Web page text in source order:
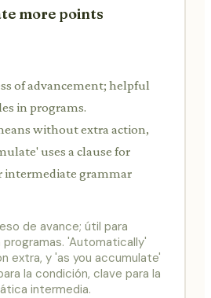
more points
of advancement; helpful
in programs.
without extra action,
uses a clause for
intermediate grammar
de avance; útil para
programas. 'Automatically'
extra, y 'as you accumulate'
la condición, clave para la
intermedia.